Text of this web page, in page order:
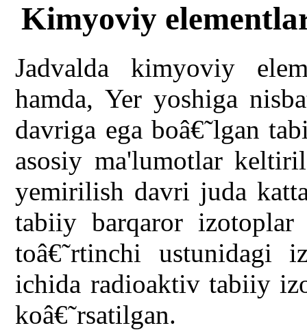
Kimyoviy
Jadvalda kimyoviy
hamda, Yer yoshiga
davriga ega boâ€˜lgan
asosiy ma'lumotlar
yemirilish davri juda
tabiiy barqaror
toâ€˜rtinchi ustunidagi
ichida radioaktiv tabiiy
koâ€˜rsatilgan.